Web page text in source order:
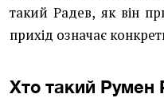
такий Радев, як він
прихід означає
Хто такий Румен